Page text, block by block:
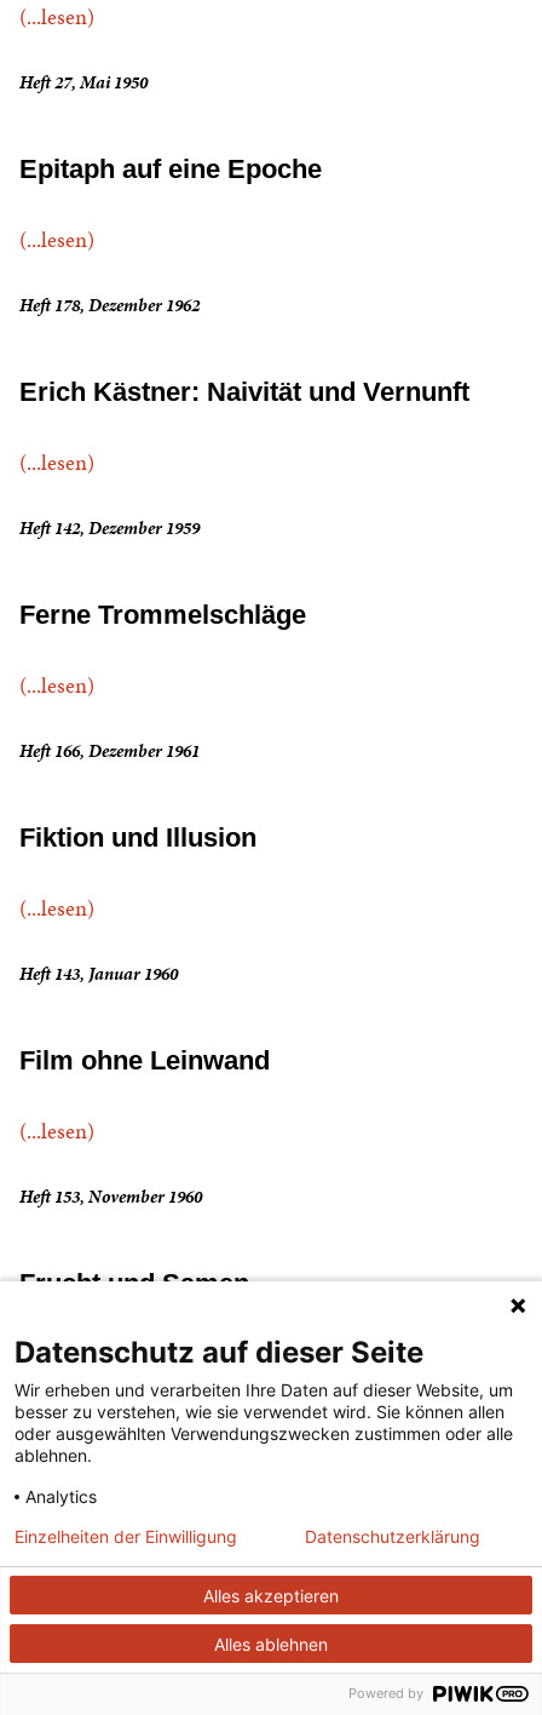
(...lesen)
Heft 27, Mai 1950
Epitaph auf eine Epoche
(...lesen)
Heft 178, Dezember 1962
Erich Kästner: Naivität und Vernunft
(...lesen)
Heft 142, Dezember 1959
Ferne Trommelschläge
(...lesen)
Heft 166, Dezember 1961
Fiktion und Illusion
(...lesen)
Heft 143, Januar 1960
Film ohne Leinwand
(...lesen)
Heft 153, November 1960
Frucht und Samen
(...lesen)
Heft 49, März 1952
Föhn
(...lesen)
Datenschutz auf dieser Seite
Wir erheben und verarbeiten Ihre Daten auf dieser Website, um
besser zu verstehen, wie sie verwendet wird. Sie können allen
oder ausgewählten Verwendungszwecken zustimmen oder alle
ablehnen.
Analytics
Alles akzeptieren
Alles ablehnen
Einzelheiten der Einwilligung Datenschutzerklärung
Powered by